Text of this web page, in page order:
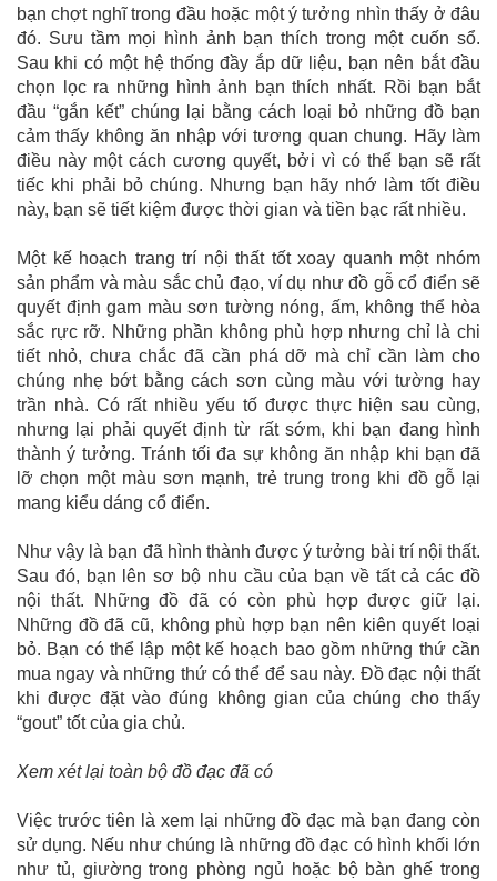
bạn chợt nghĩ trong đầu hoặc một ý tưởng nhìn thấy ở đâu
đó. Sưu tầm mọi hình ảnh bạn thích trong một cuốn sổ.
Sau khi có một hệ thống đầy ắp dữ liệu, bạn nên bắt đầu
chọn lọc ra những hình ảnh bạn thích nhất. Rồi bạn bắt
đầu “gắn kết” chúng lại bằng cách loại bỏ những đồ bạn
cảm thấy không ăn nhập với tương quan chung. Hãy làm
điều này một cách cương quyết, bởi vì có thể bạn sẽ rất
tiếc khi phải bỏ chúng. Nhưng bạn hãy nhớ làm tốt điều
này, bạn sẽ tiết kiệm được thời gian và tiền bạc rất nhiều.
Một kế hoạch trang trí nội thất tốt xoay quanh một nhóm
sản phẩm và màu sắc chủ đạo, ví dụ như đồ gỗ cổ điển sẽ
quyết định gam màu sơn tường nóng, ấm, không thể hòa
sắc rực rỡ. Những phần không phù hợp nhưng chỉ là chi
tiết nhỏ, chưa chắc đã cần phá dỡ mà chỉ cần làm cho
chúng nhẹ bớt bằng cách sơn cùng màu với tường hay
trần nhà. Có rất nhiều yếu tố được thực hiện sau cùng,
nhưng lại phải quyết định từ rất sớm, khi bạn đang hình
thành ý tưởng. Tránh tối đa sự không ăn nhập khi bạn đã
lỡ chọn một màu sơn mạnh, trẻ trung trong khi đồ gỗ lại
mang kiểu dáng cổ điển.
Như vậy là bạn đã hình thành được ý tưởng bài trí nội thất.
Sau đó, bạn lên sơ bộ nhu cầu của bạn về tất cả các đồ
nội thất. Những đồ đã có còn phù hợp được giữ lại.
Những đồ đã cũ, không phù hợp bạn nên kiên quyết loại
bỏ. Bạn có thể lập một kế hoạch bao gồm những thứ cần
mua ngay và những thứ có thể để sau này. Đồ đạc nội thất
khi được đặt vào đúng không gian của chúng cho thấy
“gout” tốt của gia chủ.
Xem xét lại toàn bộ đồ đạc đã có
Việc trước tiên là xem lại những đồ đạc mà bạn đang còn
sử dụng. Nếu như chúng là những đồ đạc có hình khối lớn
như tủ, giường trong phòng ngủ hoặc bộ bàn ghế trong